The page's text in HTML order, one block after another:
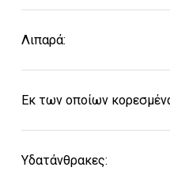
Λιπαρά:
Εκ των οποίων
Υδατάνθρακες: